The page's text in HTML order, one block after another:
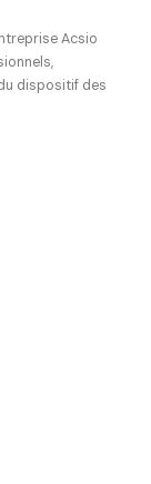
Acsio
dispositif des